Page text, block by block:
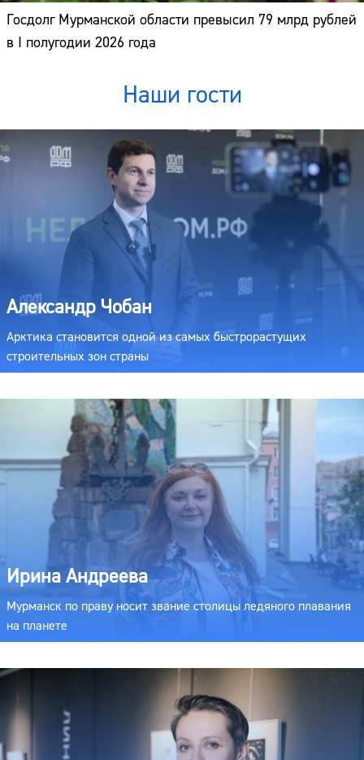
Госдолг Мурманской области превысил 79 млрд рублей
в I полугодии 2026 года
Наши гости
Александр Чобан
Арктика становится одной из самых быстрорастущих
строительных зон страны
Ирина Андреева
Мурманск по праву носит звание столицы ледяного плавания
на планете